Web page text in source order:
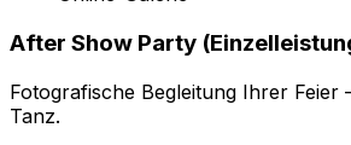
After Show Party
Fotografische Begleitung Ihrer Feier
Tanz.